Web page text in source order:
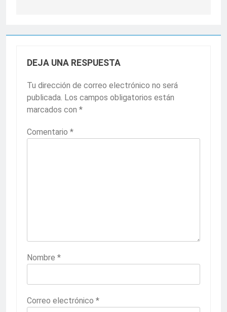
DEJA UNA RESPUESTA
Tu dirección de correo electrónico no será
publicada. Los campos obligatorios están
marcados con *
Comentario *
Nombre *
Correo electrónico *